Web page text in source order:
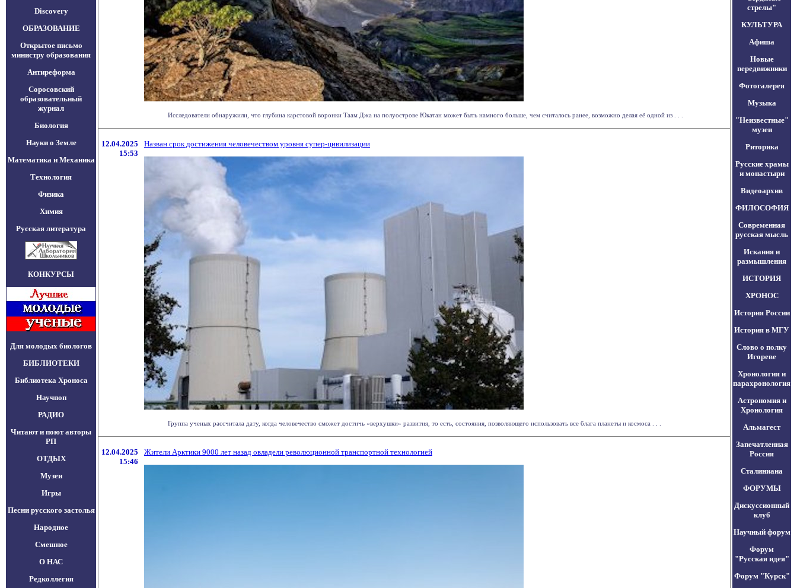
Discovery
ОБРАЗОВАНИЕ
Открытое письмо
министру образования
Антиреформа
Соросовский
образовательный
журнал
Биология
Науки о Земле
Математика и Механика
Технология
Физика
Химия
Русская литература
КОНКУРСЫ
Для молодых биологов
БИБЛИОТЕКИ
Библиотека Хроноса
Научпоп
РАДИО
Читают и поют авторы
РП
ОТДЫХ
Музеи
Игры
Песни русского застолья
Народное
Смешное
О НАС
Редколлегия
Исследователи обнаружили, что глубина карстовой воронки Таам Джа на полуострове Юкатан может быть намного больше, чем считалось ранее, возможно делая её одной из . . .
12.04.2025
15:53
Назван срок достижения человечеством уровня супер-цивилизации
Группа ученых рассчитала дату, когда человечество сможет достичь «верхушки» развития, то есть, состояния, позволяющего использовать все блага планеты и космоса . . .
12.04.2025
15:46
Жители Арктики 9000 лет назад овладели революционной транспортной технологией
стрелы"
КУЛЬТУРА
Афиша
Новые
передвижники
Фотогалерея
Музыка
"Неизвестные"
музеи
Риторика
Русские храмы
и монастыри
Видеоархив
ФИЛОСОФИЯ
Современная
русская мысль
Искания и
размышления
ИСТОРИЯ
ХРОНОС
История России
История в МГУ
Слово о полку
Игореве
Хронология и
парахронология
Астрономия и
Хронология
Альмагест
Запечатленная
Россия
Сталиниана
ФОРУМЫ
Дискуссионный
клуб
Научный форум
Форум
"Русская идея"
Форум "Курск"